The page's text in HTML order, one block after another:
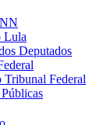
Lula
Deputados
Tribunal Federal